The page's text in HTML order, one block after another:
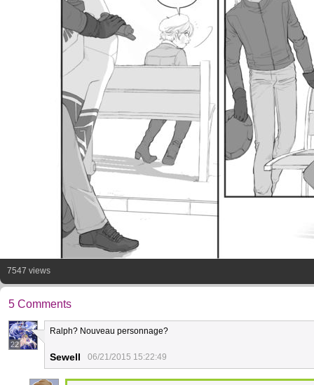
7547 views
5 Comments
22
Ralph? Nouveau personnage?
Sewell 06/21/2015 15:22:49